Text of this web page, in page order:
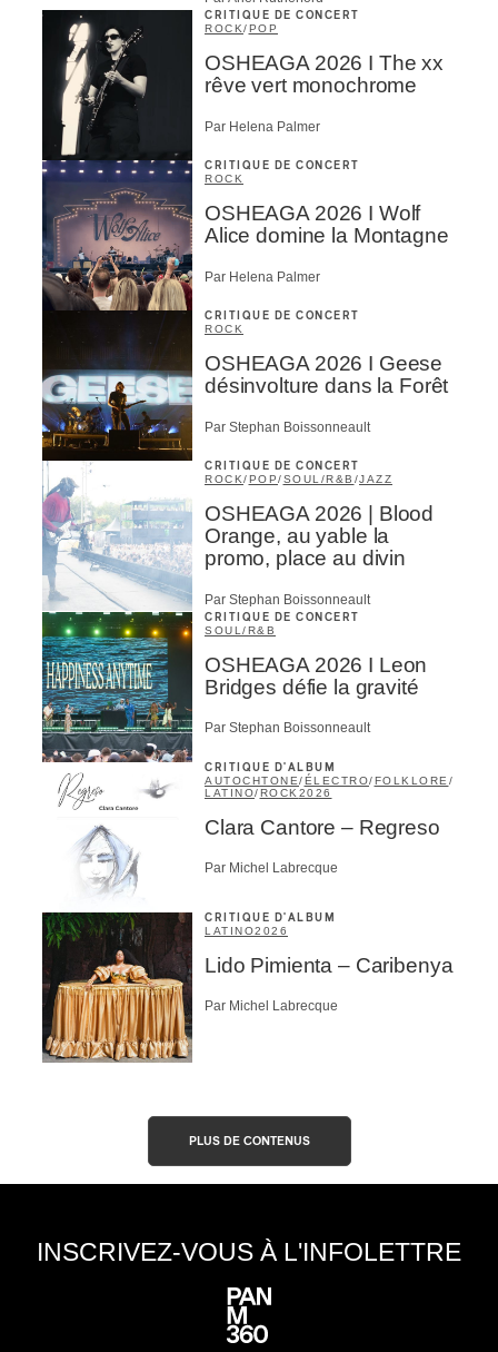
CRITIQUE DE CONCERT
ROCK/POP
OSHEAGA 2026 I The xx
rêve vert monochrome
Par Helena Palmer
CRITIQUE DE CONCERT
ROCK
OSHEAGA 2026 I Wolf
Alice domine la Montagne
Par Helena Palmer
CRITIQUE DE CONCERT
ROCK
OSHEAGA 2026 I Geese
désinvolture dans la Forêt
Par Stephan Boissonneault
CRITIQUE DE CONCERT
ROCK/POP/SOUL/R&B /JAZZ
OSHEAGA 2026 | Blood
Orange, au yable la
promo, place au divin
Par Stephan Boissonneault
CRITIQUE DE CONCERT
SOUL/R&B
OSHEAGA 2026 I Leon
Bridges défie la gravité
Par Stephan Boissonneault
CRITIQUE D'ALBUM
AUTOCHTONE/ÉLECTRO/FOLKLORE /
LATINO/ROCK 2026
Clara Cantore – Regreso
Par Michel Labrecque
CRITIQUE D'ALBUM
LATINO2026
Lido Pimienta – Caribenya
Par Michel Labrecque
PLUS DE CONTENUS
INSCRIVEZ-VOUS À L'INFOLETTRE